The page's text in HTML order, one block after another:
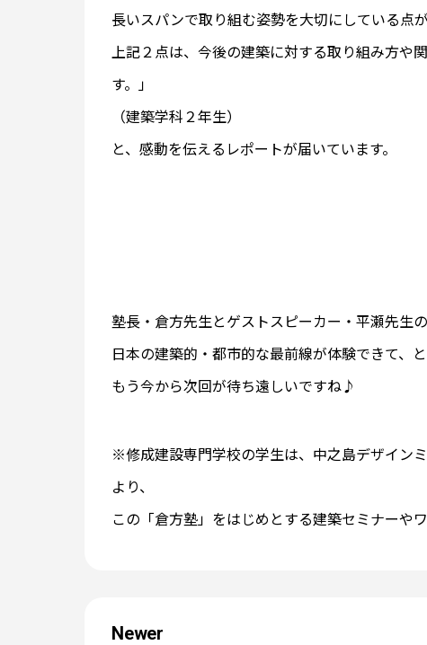
長いスパンで取り組む姿勢を大切にしている点
上記２点は、今後の建築に対する取り組み方や
す。」
（建築学科２年生）
と、感動を伝えるレポートが届いています。
塾長・倉方先生とゲストスピーカー・平瀬先生の
日本の建築的・都市的な最前線が体験できて、
もう今から次回が待ち遠しいですね♪
※修成建設専門学校の学生は、中之島デザイン
より、
この「倉方塾」をはじめとする建築セミナーや
Newer